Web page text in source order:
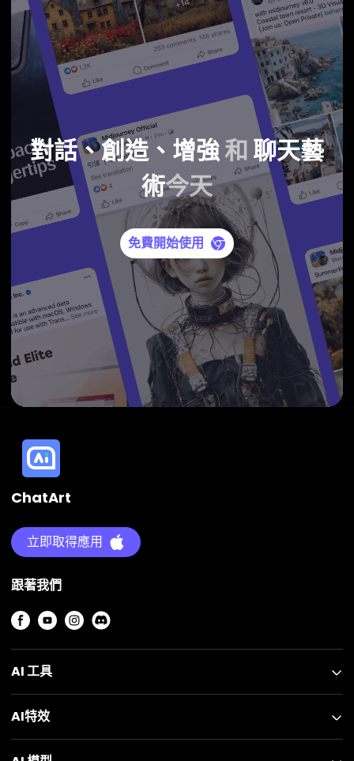
對話、創造、增強和聊天藝
術今天
免費開始使用
ChatArt
立即取得應用
跟著我們
AI 工具
AI特效